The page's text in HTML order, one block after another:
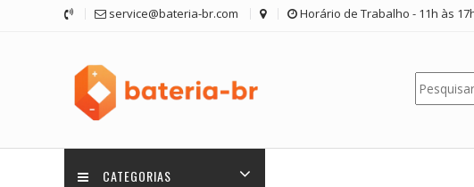
service@bateria-br.com Horário de Trabalho - 11h às
Pesquisar
CATEGORIAS